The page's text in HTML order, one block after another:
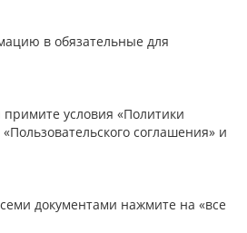
в обязательные для
условия «Политики
соглашения» и
документами нажмите на «все